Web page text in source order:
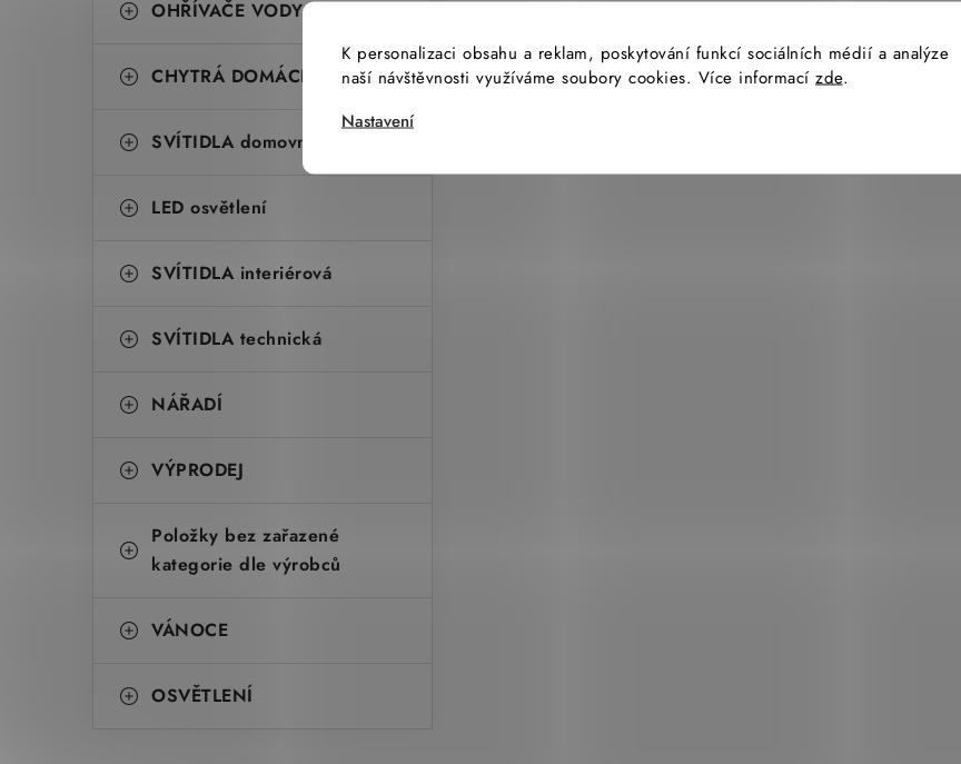
K personalizaci obsahu a reklam, poskytování funkcí sociálních médií a analýze
naší návštěvnosti využíváme soubory cookies. Více informací zde.
Nastavení
OHŘÍVAČE VODY
CHYTRÁ DOMÁCNOST
SVÍTIDLA domovní
LED osvětlení
SVÍTIDLA interiérová
SVÍTIDLA technická
NÁŘADÍ
VÝPRODEJ
Položky bez zařazené
kategorie dle výrobců
VÁNOCE
OSVĚTLENÍ
s
u